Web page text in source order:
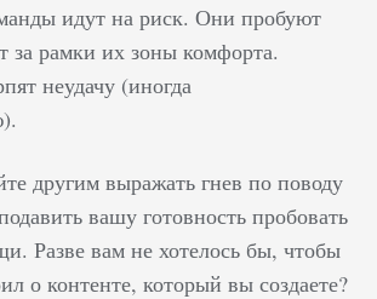
идут на риск. Они пробуют
за рамки их зоны комфорта.
неудачу (иногда
другим выражать гнев по поводу
вашу готовность пробовать
Разве вам не хотелось бы, чтобы
о контенте, который вы создаете?